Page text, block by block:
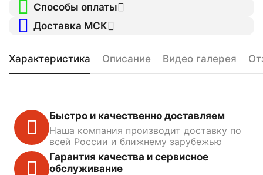
Способы оплаты
Доставка МСК
Характеристика Описание Видео галерея
Быстро и качественно доставляем
Наша компания производит доставку по
всей России и ближнему зарубежью
Гарантия качества и сервисное
обслуживание